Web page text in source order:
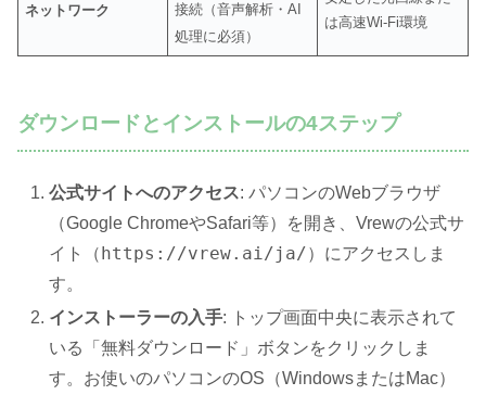
ネットワーク
接続（音声解析・AI
処理に必須）
は高速Wi-Fi環境
ダウンロードとインストールの4ステップ
公式サイトへのアクセス: パソコンのWebブラウザ
（Google ChromeやSafari等）を開き、Vrewの公式サ
イト（https://vrew.ai/ja/）にアクセスしま
す。
インストーラーの入手: トップ画面中央に表示されて
いる「無料ダウンロード」ボタンをクリックしま
す。お使いのパソコンのOS（WindowsまたはMac）